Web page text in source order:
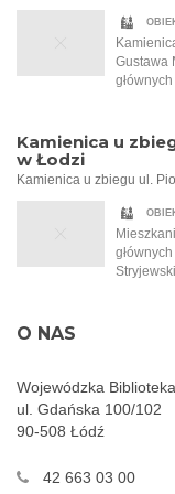
talerz
Kobieta
kawałku
walce o
że
Gustawa
pierwszy
Kamienica u
w Łodzi
Kamienica u zbiegu ul.
O NAS
Wojewódzka
ul. Gdańska 100/102
90-508 Łódź
42 663 03 00